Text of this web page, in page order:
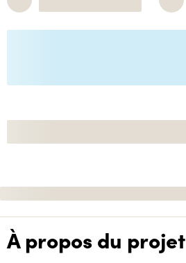
À propos du projet